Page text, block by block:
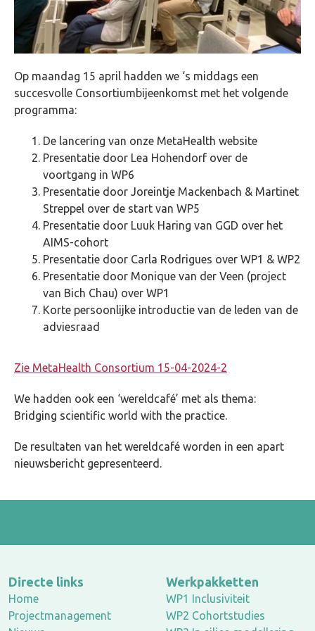
Op maandag 15 april hadden we ‘s middags een
succesvolle Consortiumbijeenkomst met het volgende
programma:
De lancering van onze MetaHealth website
Presentatie door Lea Hohendorf over de
voortgang in WP6
Presentatie door Joreintje Mackenbach & Martinet
Streppel over de start van WP5
Presentatie door Luuk Haring van GGD over het
AIMS-cohort
Presentatie door Carla Rodrigues over WP1 & WP2
Presentatie door Monique van der Veen (project
van Bich Chau) over WP1
Korte persoonlijke introductie van de leden van de
adviesraad
Zie MetaHealth Consortium 15-04-2024-2
We hadden ook een ‘wereldcafé’ met als thema:
Bridging scientific world with the practice.
De resultaten van het wereldcafé worden in een apart
nieuwsbericht gepresenteerd.
Directe links
Home
Projectmanagement
Werkpakketten
WP1 Inclusiviteit
WP2 Cohortstudies